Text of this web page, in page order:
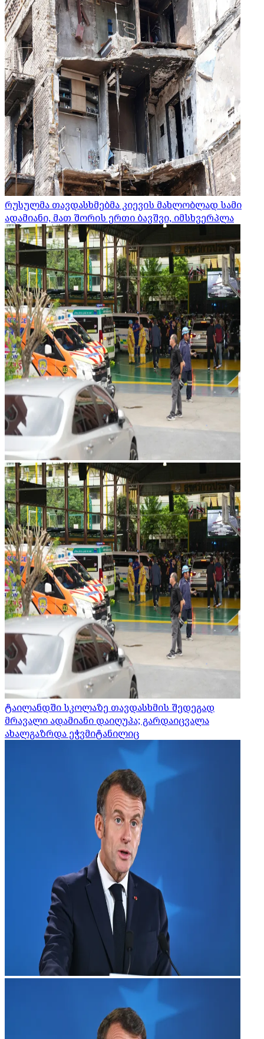
რუსულმა თავდასხმებმა კიევის მახლობლად სამი
ადამიანი, მათ შორის ერთი ბავშვი, იმსხვერპლა
ტაილანდში სკოლაზე თავდასხმის შედეგად
მრავალი ადამიანი დაიღუპა; გარდაიცვალა
ახალგაზრდა ეჭვმიტანილიც